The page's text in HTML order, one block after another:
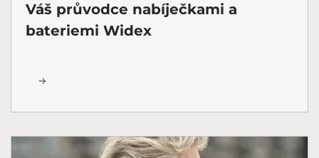
Váš průvodce nabíječkami a
bateriemi Widex